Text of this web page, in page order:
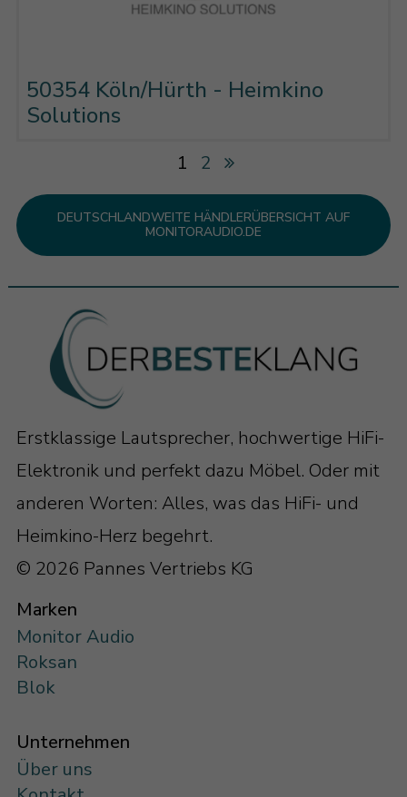
50354 Köln/Hürth - Heimkino
Solutions
1 2
DEUTSCHLANDWEITE HÄNDLERÜBERSICHT AUF
MONITORAUDIO.DE
Erstklassige Lautsprecher, hochwertige HiFi-
Elektronik und perfekt dazu Möbel. Oder mit
anderen Worten: Alles, was das HiFi- und
Heimkino-Herz begehrt.
© 2026 Pannes Vertriebs KG
Marken
Monitor Audio
Roksan
Blok
Unternehmen
Über uns